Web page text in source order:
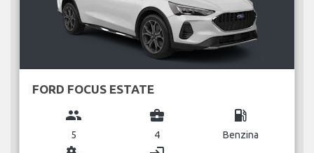
FORD FOCUS ESTATE
group
5
business_center
4
local_gas_station
Benzina